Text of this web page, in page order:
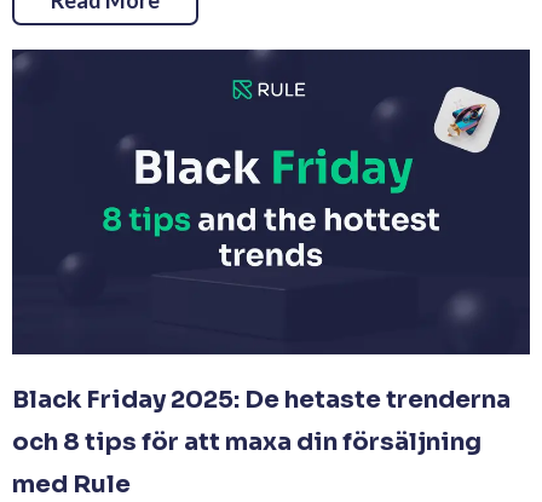
Black Friday 2025: De hetaste trenderna
och 8 tips för att maxa din försäljning
med Rule